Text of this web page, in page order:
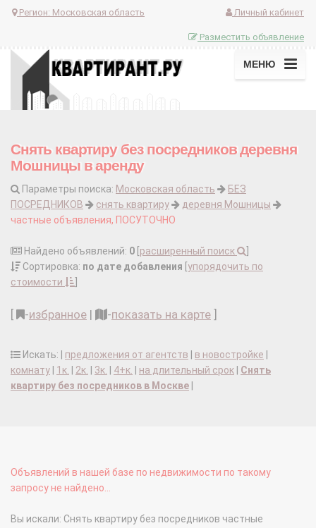
Регион: Московская область Личный кабинет
Разместить объявление
МЕНЮ
Снять квартиру без посредников деревня
Мошницы в аренду
Параметры поиска: Московская область
БЕЗ
ПОСРЕДНИКОВ
снять квартиру
деревня Мошницы
частные объявления, ПОСУТОЧНО
Найдено объявлений: 0 расширенный поиск
Сортировка: по дате добавления упорядочить по
стоимости
-избранное | -показать на карте
Искать: | предложения от агентств в новостройке
комнату
1к. 2к. 3к. 4+к. на длительный срок
Снять
квартиру без посредников в Москве
Объявлений в нашей базе по недвижимости по такому
запросу не найдено...
Вы искали: Снять квартиру без посредников частные